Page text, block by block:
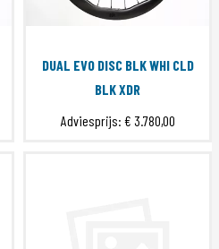
DUAL EVO DISC BLK WHI CLD
BLK XDR
Adviesprijs: € 3.780,00